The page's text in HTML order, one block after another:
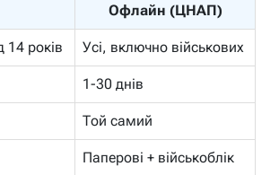
Офлайн (ЦНАП)
14 років Усі, включно військових
1-30 днів
Той самий
Паперові + військоблік